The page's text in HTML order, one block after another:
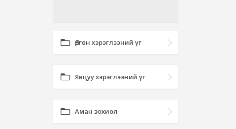
Өргөн хэрэглээний үг
Явцуу хэрэглээний үг
Аман зохиол